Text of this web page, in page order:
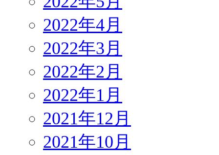
2022年4月
2022年3月
2022年2月
2022年1月
2021年12月
2021年10月